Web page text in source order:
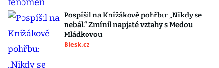
Pospíšil na Knížákově pohřbu: „Nikdy se
nebál.“ Zmínil napjaté vztahy s Medou
Mládkovou
Blesk.cz